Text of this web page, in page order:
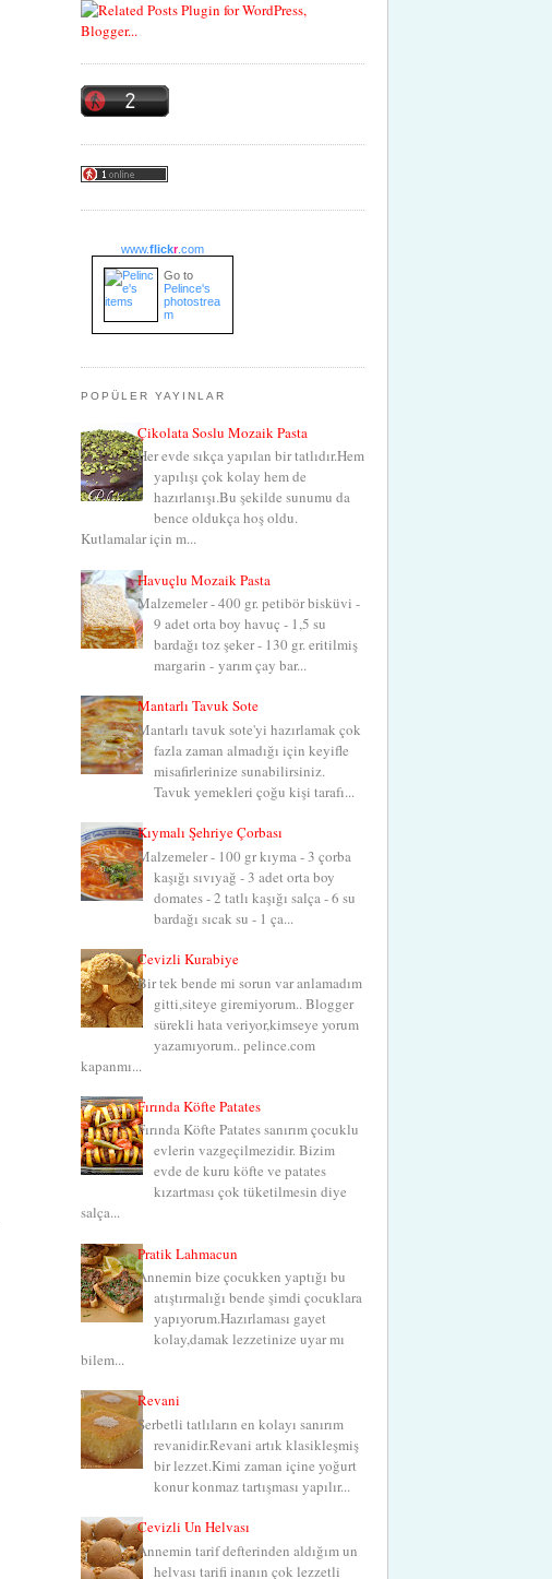
www.flickr.com
Go to
Pelince's
photostrea
m
POPÜLER YAYINLAR
Çikolata Soslu Mozaik Pasta
Her evde sıkça yapılan bir tatlıdır.Hem
yapılışı çok kolay hem de
hazırlanışı.Bu şekilde sunumu da
bence oldukça hoş oldu.
Kutlamalar için m...
Havuçlu Mozaik Pasta
Malzemeler - 400 gr. petibör bisküvi -
9 adet orta boy havuç - 1,5 su
bardağı toz şeker - 130 gr. eritilmiş
margarin - yarım çay bar...
Mantarlı Tavuk Sote
Mantarlı tavuk sote'yi hazırlamak çok
fazla zaman almadığı için keyifle
misafirlerinize sunabilirsiniz.
Tavuk yemekleri çoğu kişi tarafı...
Kıymalı Şehriye Çorbası
Malzemeler - 100 gr kıyma - 3 çorba
kaşığı sıvıyağ - 3 adet orta boy
domates - 2 tatlı kaşığı salça - 6 su
bardağı sıcak su - 1 ça...
Cevizli Kurabiye
Bir tek bende mi sorun var anlamadım
gitti,siteye giremiyorum.. Blogger
sürekli hata veriyor,kimseye yorum
yazamıyorum.. pelince.com
kapanmı...
Fırında Köfte Patates
Fırında Köfte Patates sanırım çocuklu
evlerin vazgeçilmezidir. Bizim
evde de kuru köfte ve patates
kızartması çok tüketilmesin diye
salça...
Pratik Lahmacun
Annemin bize çocukken yaptığı bu
atıştırmalığı bende şimdi çocuklara
yapıyorum.Hazırlaması gayet
kolay,damak lezzetinize uyar mı
bilem...
Revani
Şerbetli tatlıların en kolayı sanırım
revanidir.Revani artık klasikleşmiş
bir lezzet.Kimi zaman içine yoğurt
konur konmaz tartışması yapılır...
Cevizli Un Helvası
Annemin tarif defterinden aldığım un
helvası tarifi inanın çok lezzetli